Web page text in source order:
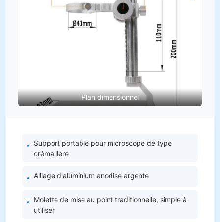
Plan dimensionnel
• Support portable pour microscope de type
crémaillère
• Alliage d'aluminium anodisé argenté
• Molette de mise au point traditionnelle, simple à
utiliser